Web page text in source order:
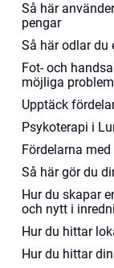
Så här
pengar
Så här odlar du
Fot- och
möjliga problem
Upptäck
Psykoterapi i
Fördelarna
Så här gör du
Hur du skapar
och nytt i
Hur du hittar
Hur du hittar